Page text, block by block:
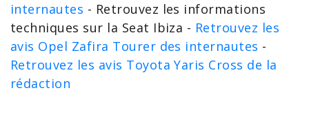
internautes - Retrouvez les informations
techniques sur la Seat Ibiza - Retrouvez les
avis Opel Zafira Tourer des internautes -
Retrouvez les avis Toyota Yaris Cross de la
rédaction